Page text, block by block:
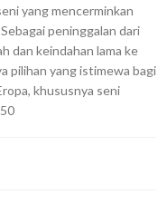
yang mencerminkan
peninggalan dari
dan keindahan lama ke
pilihan yang istimewa bagi
khususnya seni